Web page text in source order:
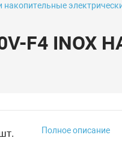
накопительные
F4 INOX
Полное описание